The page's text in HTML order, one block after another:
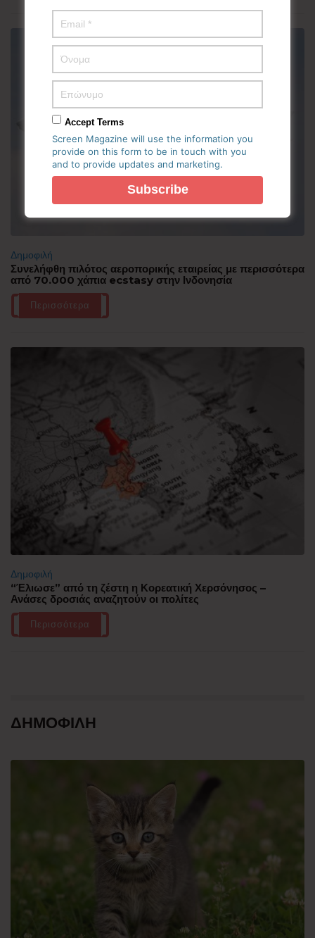
Δημοφιλή
Συνελήφθη πιλότος αεροπορικής εταιρείας με περισσότερα
από 70.000 χάπια ecstasy στην Ινδονησία
Περισσότερα
Δημοφιλή
“Έλιωσε” από τη ζέστη η Κορεατική Χερσόνησος –
Ανάσες δροσιάς αναζητούν οι πολίτες
Περισσότερα
ΔΗΜΟΦΙΛΗ
Accept Terms
Screen Magazine will use the information you
provide on this form to be in touch with you
and to provide updates and marketing.